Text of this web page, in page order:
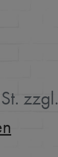
zzgl.